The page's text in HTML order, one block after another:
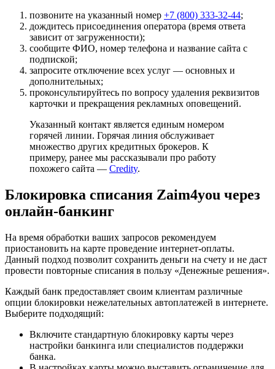
позвоните на указанный номер +7 (800) 333-32-44;
дождитесь присоединения оператора (время ответа
зависит от загруженности);
сообщите ФИО, номер телефона и название сайта с
подпиской;
запросите отключение всех услуг — основных и
дополнительных;
проконсультируйтесь по вопросу удаления реквизитов
карточки и прекращения рекламных оповещений.
Указанный контакт является единым номером
горячей линии. Горячая линия обслуживает
множество других кредитных брокеров. К
примеру, ранее мы рассказывали про работу
похожего сайта — Credity.
Блокировка списания Zaim4you через
онлайн-банкинг
На время обработки ваших запросов рекомендуем
приостановить на карте проведение интернет-оплаты.
Данный подход позволит сохранить деньги на счету и не даст
провести повторные списания в пользу «Денежные решения».
Каждый банк предоставляет своим клиентам различные
опции блокировки нежелательных автоплатежей в интернете.
Выберите подходящий:
Включите стандартную блокировку карты через
настройки банкинга или специалистов поддержки
банка.